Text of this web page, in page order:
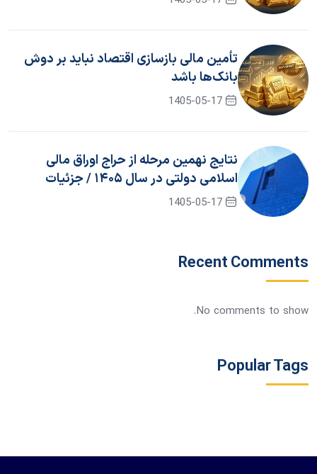
تأمین مالی بازسازی اقتصاد نباید بر دوش
بانک‌ها باشد
1405-05-17
نتایج نهمین مرحله از حراج اوراق مالی
اسلامی دولتی در سال ۱۴۰۵ / جزئیات
برگزاری حراج دهم
1405-05-17
Recent Comments
No comments to show.
Popular Tags